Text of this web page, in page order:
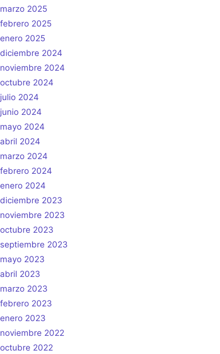
marzo 2025
febrero 2025
enero 2025
diciembre 2024
noviembre 2024
octubre 2024
julio 2024
junio 2024
mayo 2024
abril 2024
marzo 2024
febrero 2024
enero 2024
diciembre 2023
noviembre 2023
octubre 2023
septiembre 2023
mayo 2023
abril 2023
marzo 2023
febrero 2023
enero 2023
noviembre 2022
octubre 2022